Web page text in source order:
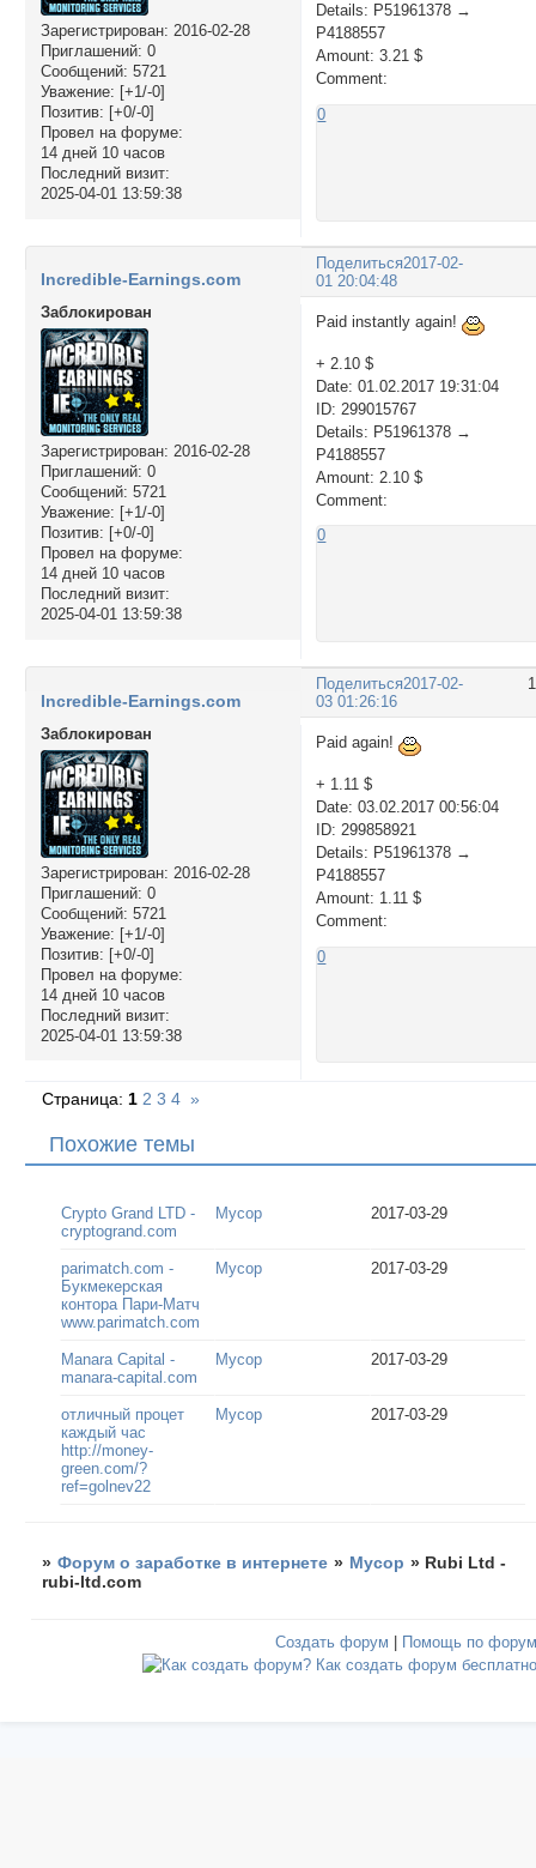
Зарегистрирован: 2016-02-28
Приглашений: 0
Сообщений: 5721
Уважение: [+1/-0]
Позитив: [+0/-0]
Провел на форуме:
14 дней 10 часов
Последний визит:
2025-04-01 13:59:38
Details: P51961378 →
P4188557
Amount: 3.21 $
Comment:
0
Поделиться2017-02-
01 20:04:48
Incredible-Earnings.com
Заблокирован
Зарегистрирован: 2016-02-28
Приглашений: 0
Сообщений: 5721
Уважение: [+1/-0]
Позитив: [+0/-0]
Провел на форуме:
14 дней 10 часов
Последний визит:
2025-04-01 13:59:38
Paid instantly again!
+ 2.10 $
Date: 01.02.2017 19:31:04
ID: 299015767
Details: P51961378 →
P4188557
Amount: 2.10 $
Comment:
0
Поделиться2017-02-
03 01:26:16
Incredible-Earnings.com
Заблокирован
Зарегистрирован: 2016-02-28
Приглашений: 0
Сообщений: 5721
Уважение: [+1/-0]
Позитив: [+0/-0]
Провел на форуме:
14 дней 10 часов
Последний визит:
2025-04-01 13:59:38
Paid again!
+ 1.11 $
Date: 03.02.2017 00:56:04
ID: 299858921
Details: P51961378 →
P4188557
Amount: 1.11 $
Comment:
0
Страница: 1 2 3 4 »
Похожие темы
Crypto Grand LTD -
cryptogrand.com
Мусор 2017-03-29
parimatch.com -
Букмекерская
контора Пари-Матч
www.parimatch.com
Мусор 2017-03-29
Manara Capital -
manara-capital.com
Мусор 2017-03-29
отличный процет
каждый час
http://money-
green.com/?
ref=golnev22
Мусор 2017-03-29
» Форум о заработке в интернете » Мусор » Rubi Ltd -
rubi-ltd.com
Создать форум Помощь по